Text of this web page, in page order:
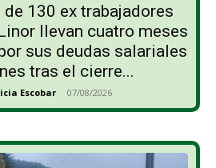
130 ex trabajadores
llevan cuatro meses
sus deudas salariales
tras el cierre...
Escobar - 07/08/2026